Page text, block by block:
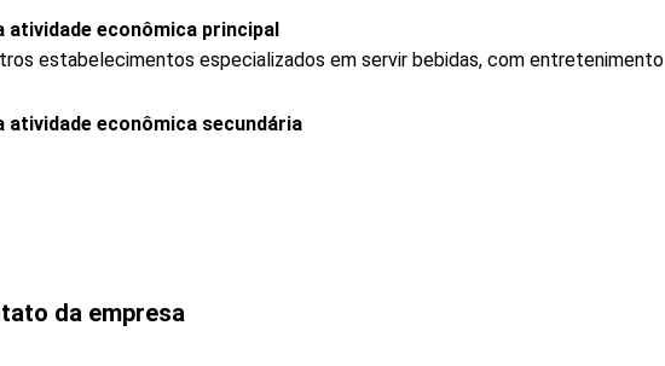
atividade econômica principal
estabelecimentos especializados em servir bebidas, com entretenimento
atividade econômica secundária
da empresa